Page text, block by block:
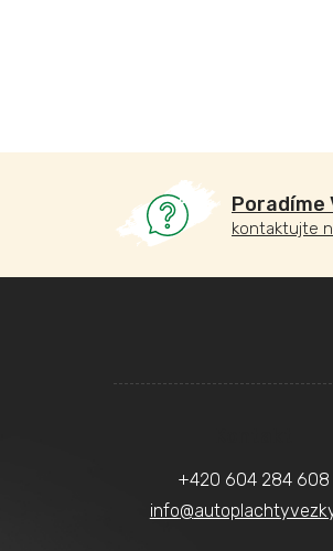
Poradíme
kontaktujte
info@
+420 604 284 608